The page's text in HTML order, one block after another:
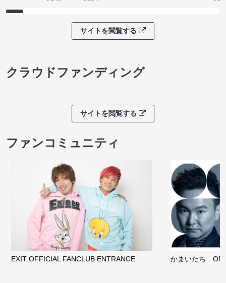
サイトを閲覧する
クラウドファンディング
サイトを閲覧する
ファンコミュニティ
EXIT OFFICIAL FANCLUB ENTRANCE かまいたち